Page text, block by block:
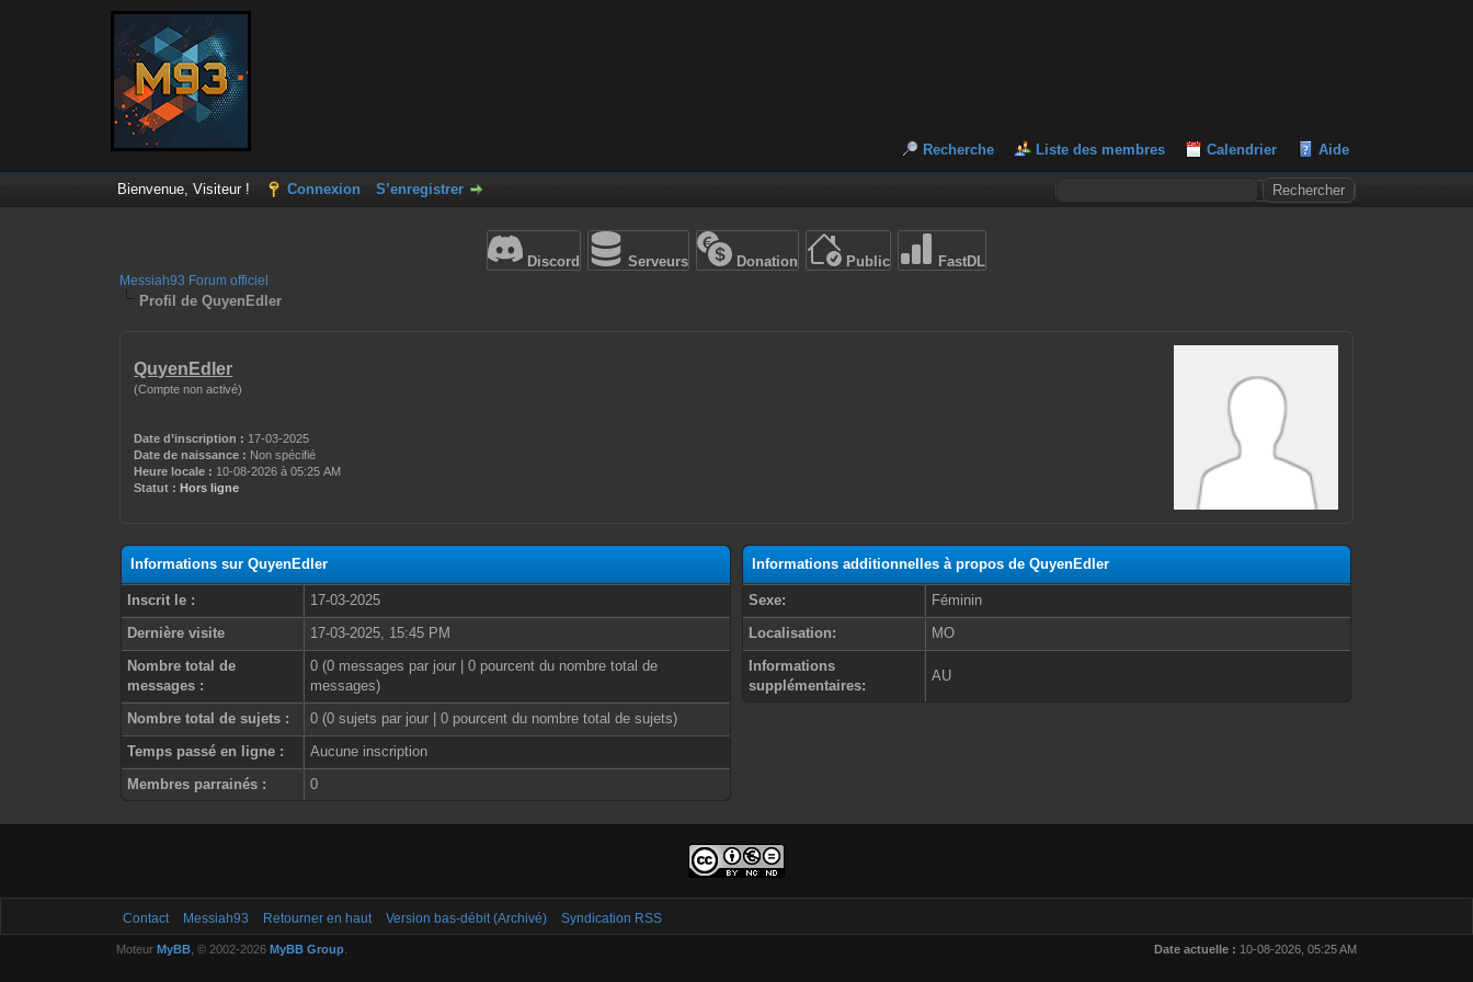
Recherche Liste des membres Calendrier Aide
Bienvenue, Visiteur ! Connexion S’enregistrer
Discord Serveurs Donation Public FastDL
Messiah93 Forum officiel
Profil de QuyenEdler
QuyenEdler
(Compte non activé)
Date d’inscription : 17-03-2025
Date de naissance : Non spécifié
Heure locale : 10-08-2026 à 05:25 AM
Statut : Hors ligne
Informations sur QuyenEdler
Inscrit le :
17-03-2025
Dernière visite
17-03-2025, 15:45 PM
Nombre total de
messages :
0 (0 messages par jour | 0 pourcent du nombre total de
messages)
Nombre total de sujets :
0 (0 sujets par jour | 0 pourcent du nombre total de sujets)
Temps passé en ligne :
Aucune inscription
Membres parrainés :
0
Informations additionnelles à propos de QuyenEdler
Sexe:
Féminin
Localisation:
MO
Informations
supplémentaires:
AU
Contact Messiah93 Retourner en haut Version bas-débit (Archivé) Syndication RSS
Date actuelle : 10-08-2026, 05:25 AM
Moteur MyBB, © 2002-2026 MyBB Group.